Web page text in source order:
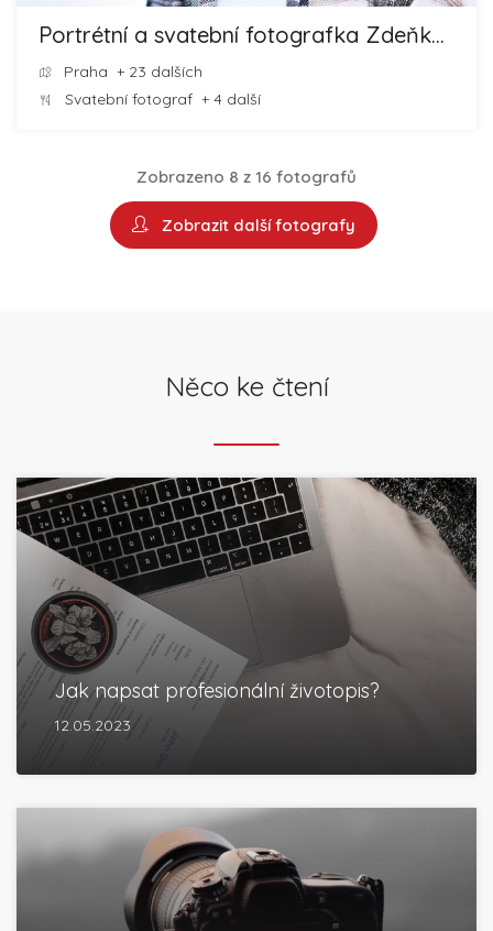
Portrétní a svatební fotografka Zdeňka Bártová
Praha + 23 dalších
Svatební fotograf + 4 další
Zobrazeno 8 z 16 fotografů
Zobrazit další fotografy
Něco ke čtení
Jak napsat profesionální životopis?
12.05.2023